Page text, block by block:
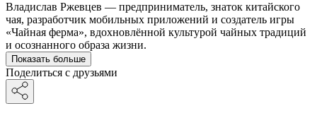
Владислав Ржевцев — предприниматель, знаток китайского
чая, разработчик мобильных приложений и создатель игры
«Чайная ферма», вдохновлённой культурой чайных традиций
и осознанного образа жизни.
Показать больше
Поделиться с друзьями